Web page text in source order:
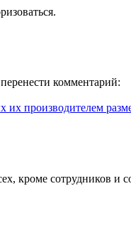
.
комментарий:
их производителем
кроме сотрудников и